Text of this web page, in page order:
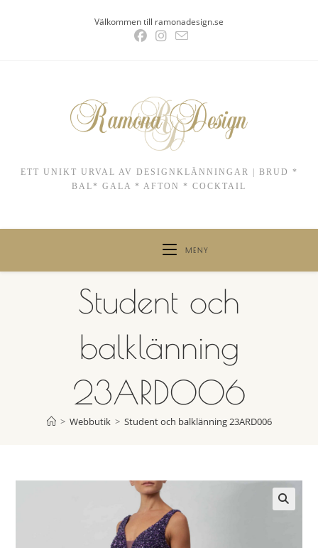
Välkommen till ramonadesign.se
ETT UNIKT URVAL AV DESIGNKLÄNNINGAR | BRUD *
BAL* GALA * AFTON * COCKTAIL
MENY
Student och
balklänning
23ARD006
> Webbutik > Student och balklänning 23ARD006